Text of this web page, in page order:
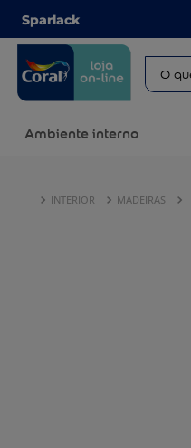
Sparlack
Ambiente interno
INTERIOR MADEIRAS